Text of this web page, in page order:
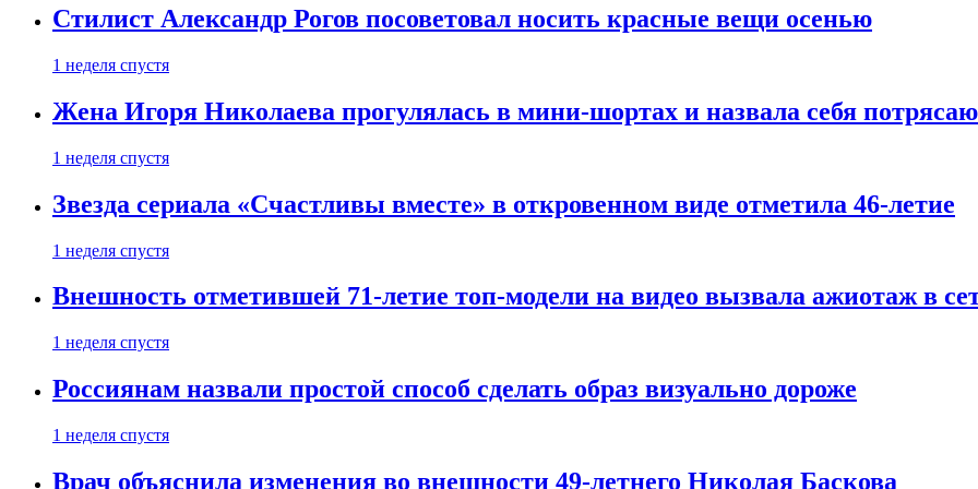
Стилист Александр Рогов посоветовал носить красные вещи осенью
1 неделя спустя
Жена Игоря Николаева прогулялась в мини-шортах и назвала себя
1 неделя спустя
Звезда сериала «Счастливы вместе» в откровенном виде отметила 46-летие
1 неделя спустя
Внешность отметившей 71-летие топ-модели на видео вызвала ажиотаж в
1 неделя спустя
Россиянам назвали простой способ сделать образ визуально дороже
1 неделя спустя
Врач объяснила изменения во внешности 49-летнего Николая Баскова